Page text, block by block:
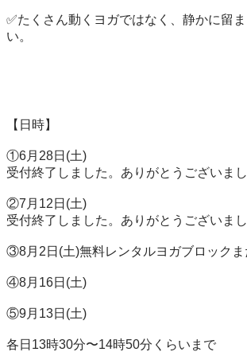
✅たくさん動くヨガではなく、静かに留
い。
【日時】
①6月28日(土)
受付終了しました。ありがとうございまし
②7月12日(土)
受付終了しました。ありがとうございまし
③8月2日(土)無料レンタルヨガブロックま
④8月16日(土)
⑤9月13日(土)
各日13時30分〜14時50分くらいまで